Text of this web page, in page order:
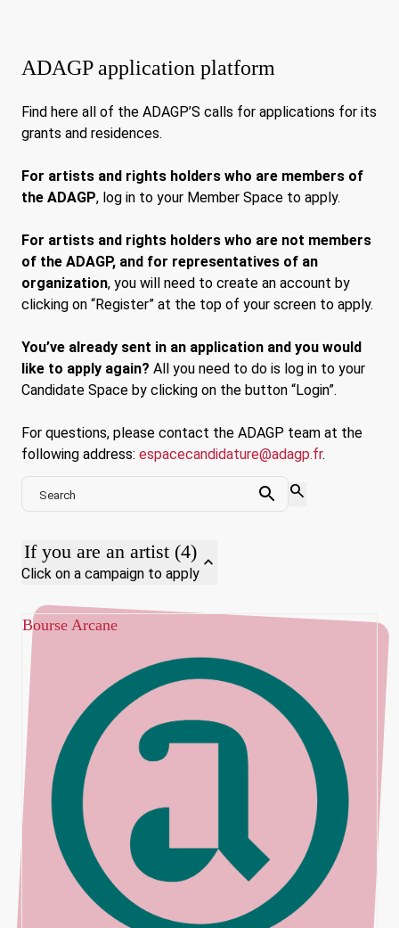
ADAGP application platform
Find here all of the ADAGP’S calls for applications for its
grants and residences.
For artists and rights holders who are members of
the ADAGP, log in to your Member Space to apply.
For artists and rights holders who are not members
of the ADAGP, and for representatives of an
organization, you will need to create an account by
clicking on “Register” at the top of your screen to apply.
You’ve already sent in an application and you would
like to apply again? All you need to do is log in to your
Candidate Space by clicking on the button “Login”.
For questions, please contact the ADAGP team at the
following address: espacecandidature@adagp.fr.
Search Search
search
If you are an artist (4)
Click on a campaign to apply
expand_less
Bourse Arcane